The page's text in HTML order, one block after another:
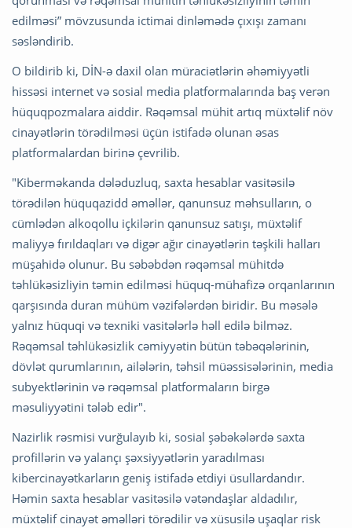
edilməsi” mövzusunda ictimai dinləmədə çıxışı zamanı
səsləndirib.
O bildirib ki, DİN-ə daxil olan müraciətlərin əhəmiyyətli
hissəsi internet və sosial media platformalarında baş verən
hüquqpozmalara aiddir. Rəqəmsal mühit artıq müxtəlif növ
cinayətlərin törədilməsi üçün istifadə olunan əsas
platformalardan birinə çevrilib.
"Kiberməkanda dələduzluq, saxta hesablar vasitəsilə
törədilən hüquqazidd əməllər, qanunsuz məhsulların, o
cümlədən alkoqollu içkilərin qanunsuz satışı, müxtəlif
maliyyə fırıldaqları və digər ağır cinayətlərin təşkili halları
müşahidə olunur. Bu səbəbdən rəqəmsal mühitdə
təhlükəsizliyin təmin edilməsi hüquq-mühafizə orqanlarının
qarşısında duran mühüm vəzifələrdən biridir. Bu məsələ
yalnız hüquqi və texniki vasitələrlə həll edilə bilməz.
Rəqəmsal təhlükəsizlik cəmiyyətin bütün təbəqələrinin,
dövlət qurumlarının, ailələrin, təhsil müəssisələrinin, media
subyektlərinin və rəqəmsal platformaların birgə
məsuliyyətini tələb edir".
Nazirlik rəsmisi vurğulayıb ki, sosial şəbəkələrdə saxta
profillərin və yalançı şəxsiyyətlərin yaradılması
kibercinayətkarların geniş istifadə etdiyi üsullardandır.
Həmin saxta hesablar vasitəsilə vətəndaşlar aldadılır,
müxtəlif cinayət əməlləri törədilir və xüsusilə uşaqlar risk